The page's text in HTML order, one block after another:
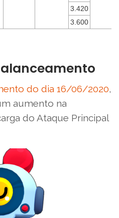
3.420
3.600
do dia 16/06/2020,
aumento na
do Ataque Principal